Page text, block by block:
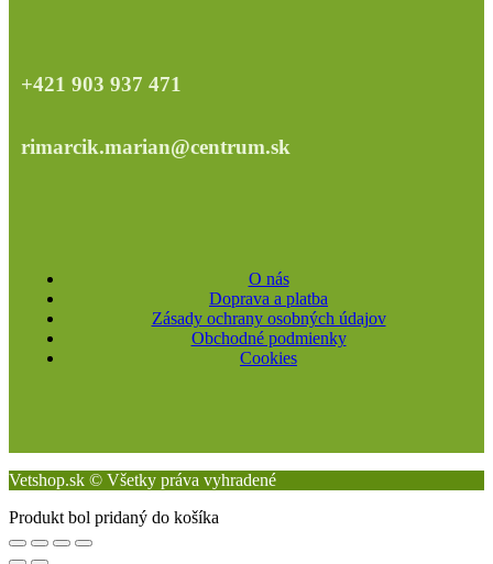
+421 903 937 471
rimarcik.marian@centrum.sk
O nás
Doprava a platba
Zásady ochrany osobných údajov
Obchodné podmienky
Cookies
Vetshop.sk © Všetky práva vyhradené
Produkt bol pridaný do košíka